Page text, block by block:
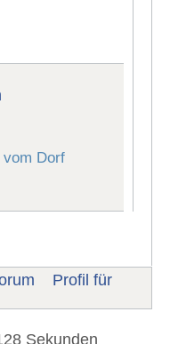
vom Dorf
Profil für
Sekunden